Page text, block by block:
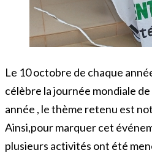
Le 10 octobre de chaque
célèbre la journée mondiale
année , le thème retenu est
Ainsi,pour marquer cet
plusieurs activités ont été